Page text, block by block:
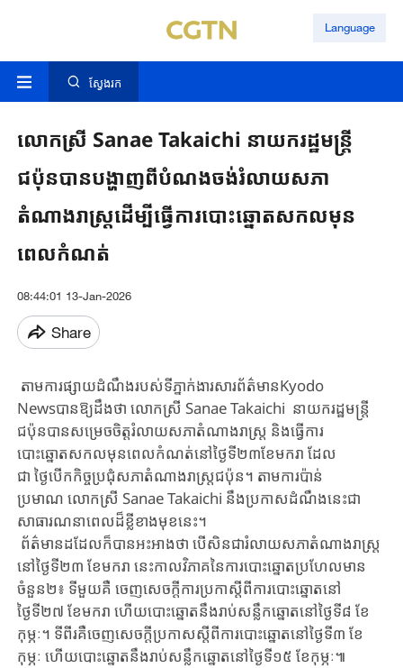
Language
ស្វែងរក
លោកស្រី Sanae Takaichi នាយករដ្ឋមន្ត្រី
ជប៉ុនបានបង្ហាញពីបំណងចង់រំលាយសភា
តំណាងរាស្ត្រដើម្បីធ្វើការបោះឆ្នោតសកលមុន
ពេលកំណត់
08:44:01 13-Jan-2026
Share
តាមការផ្សាយដំណឹងរបស់ទីភ្នាក់ងារសារព័ត៌មានKyodo
Newsបានឱ្យដឹងថា លោកស្រី Sanae Takaichi នាយករដ្ឋមន្ត្រី
ជប៉ុនបានសម្រេចចិត្តរំលាយសភាតំណាងរាស្ត្រ និងធ្វើការ
បោះឆ្នោតសកលមុនពេលកំណត់នៅថ្ងៃទី២៣ខែមករា ដែល
ជា ថ្ងៃបើកកិច្ចប្រជុំសភាតំណាងរាស្ត្រជប៉ុន។ តាមការប៉ាន់
ប្រមាណ លោកស្រី Sanae Takaichi នឹងប្រកាសដំណឹងនេះជា
សាធារណនាពេលដ៏ខ្លីខាងមុខនេះ។
ព័ត៌មានដដែលក៏បានអះអាងថា បើសិនជារំលាយសភាតំណាងរាស្ត្រ
នៅថ្ងៃទី២៣ ខែមករា នេះកាលវិភាគនៃការបោះឆ្នោតប្រហែលមាន
ចំនួន២៖ ទីមួយគឺ ចេញសេចក្តីការប្រកាស្តីពីការបោះឆ្នោតនៅ
ថ្ងៃទី២៧ ខែមករា ហើយបោះឆ្នោតនឹងរាប់សន្លឹកឆ្នោតនៅថ្ងៃទី៨ ខែ
កុម្ភៈ។ ទីពីរគឺចេញសេចក្តីប្រកាសស្តីពីការបោះឆ្នោតនៅថ្ងៃទី៣ ខែ
កុម្ភៈ ហើយបោះឆ្នោតនឹងរាប់សន្លឹកឆ្នោតនៅថ្ងៃទី១៥ ខែកុម្ភៈ៕